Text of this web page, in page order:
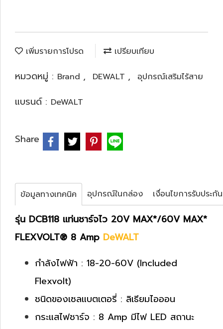
เพิ่มรายการโปรด เปรียบเทียบ
หมวดหมู่ : Brand , DEWALT , อุปกรณ์เสริมไร้สาย
แบรนด์ : DeWALT
Share
ข้อมูลทางเทคนิค อุปกรณ์ในกล่อง เงื่อนไขการรับประกัน
รุ่น DCB118 เเท่นชาร์จไว 20V MAX*/60V MAX*
FLEXVOLT® 8 Amp DeWALT
กำลังไฟฟ้า : 18-20-60V (Included
Flexvolt)
ชนิดของเซลแบตเตอรี่ : ลิเธียมไอออน
กระแสไฟชาร์จ : 8 Amp มีไฟ LED สถานะ